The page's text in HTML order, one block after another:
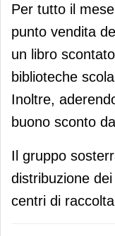
Per tutto il
punto vendita
un libro
biblioteche
Inoltre,
buono sconto
Il gruppo
distribuzione
centri di